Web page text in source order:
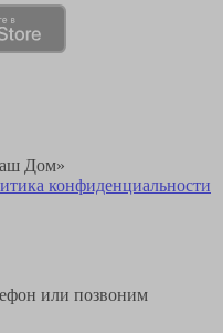
Дом»
конфиденциальности
или позвоним